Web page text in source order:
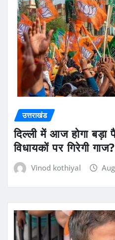
उत्तराखंड
दिल्ली में आज होगा
विधायकों पर गिरेगी गाज?
Vinod kothiyal